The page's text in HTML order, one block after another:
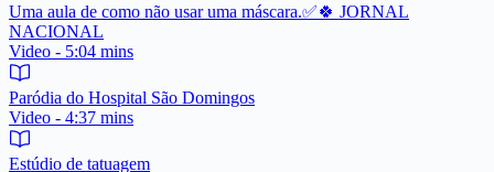
Uma aula de como não usar uma máscara.✅🍀 JORNAL
NACIONAL
Video - 5:04 mins
Paródia do Hospital São Domingos
Video - 4:37 mins
Estúdio de tatuagem